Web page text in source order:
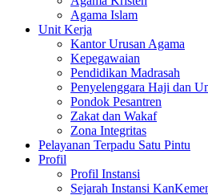
Agama Islam
Unit Kerja
Kantor Urusan Agama
Kepegawaian
Pendidikan Madrasah
Penyelenggara Haji dan
Pondok Pesantren
Zakat dan Wakaf
Zona Integritas
Pelayanan Terpadu Satu Pintu
Profil
Profil Instansi
Sejarah Instansi